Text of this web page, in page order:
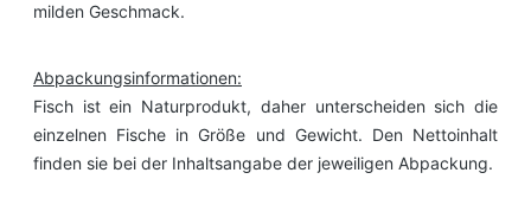
milden Geschmack.
Abpackungsinformationen:
Fisch ist ein Naturprodukt, daher unterscheiden sich die
einzelnen Fische in Größe und Gewicht. Den Nettoinhalt
finden sie bei der Inhaltsangabe der jeweiligen Abpackung.